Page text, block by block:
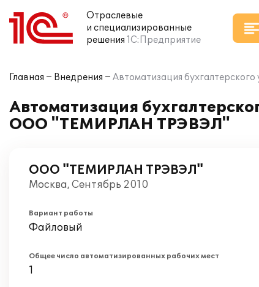
Отраслевые
и специализированные
решения 1С:Предприятие
Главная Внедрения Автоматизация
Автоматизация
ООО "ТЕМИРЛАН ТРЭВЭЛ"
ООО "ТЕМИРЛАН ТРЭВЭЛ"
Москва, Сентябрь 2010
Вариант работы
Файловый
Общее число автоматизированных рабочих мест
1